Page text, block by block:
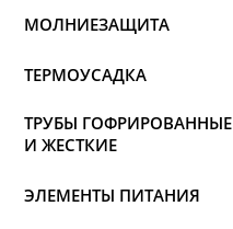
МОЛНИЕЗАЩИТА
ТЕРМОУСАДКА
ТРУБЫ ГОФРИРОВАННЫЕ
И ЖЕСТКИЕ
ЭЛЕМЕНТЫ ПИТАНИЯ